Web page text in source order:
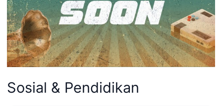
Sosial & Pendidikan